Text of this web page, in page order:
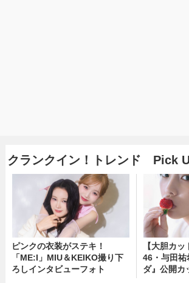
クランクイン！トレンド Pick
ピンクの衣装がステキ！
「ME:I」MIU＆KEIKO撮り下
ろしインタビューフォト
【大胆カ
46・与田
ダ』公開カ